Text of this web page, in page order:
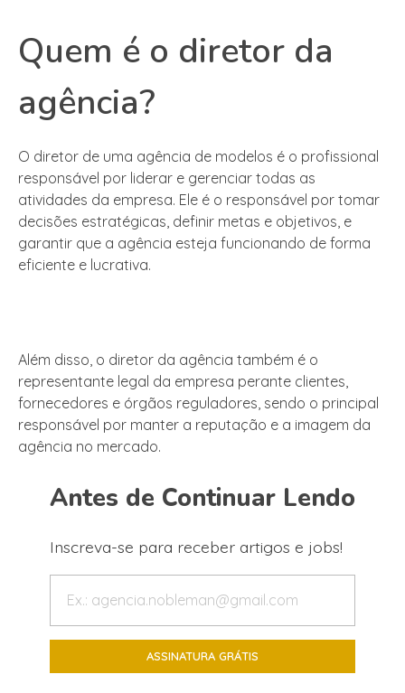
Quem é o diretor da
agência?
O diretor de uma agência de modelos é o profissional
responsável por liderar e gerenciar todas as
atividades da empresa. Ele é o responsável por tomar
decisões estratégicas, definir metas e objetivos, e
garantir que a agência esteja funcionando de forma
eficiente e lucrativa.
Além disso, o diretor da agência também é o
representante legal da empresa perante clientes,
fornecedores e órgãos reguladores, sendo o principal
responsável por manter a reputação e a imagem da
agência no mercado.
Antes de Continuar Lendo
Inscreva-se para receber artigos e jobs!